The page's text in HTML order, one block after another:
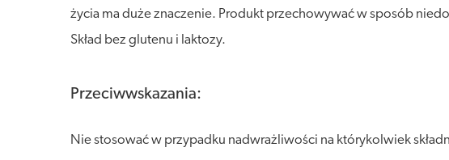
życia ma duże znaczenie. Produkt przechowywać w sposób
Skład bez glutenu i laktozy.
Przeciwwskazania:
Nie stosować w przypadku nadwrażliwości na którykolwiek